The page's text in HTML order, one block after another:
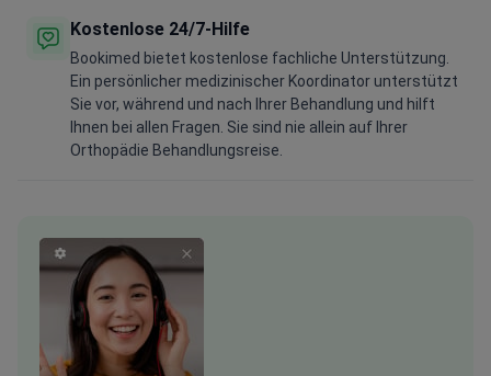
Kostenlose 24/7-Hilfe
Bookimed bietet kostenlose fachliche Unterstützung.
Ein persönlicher medizinischer Koordinator unterstützt
Sie vor, während und nach Ihrer Behandlung und hilft
Ihnen bei allen Fragen. Sie sind nie allein auf Ihrer
Orthopädie Behandlungsreise.